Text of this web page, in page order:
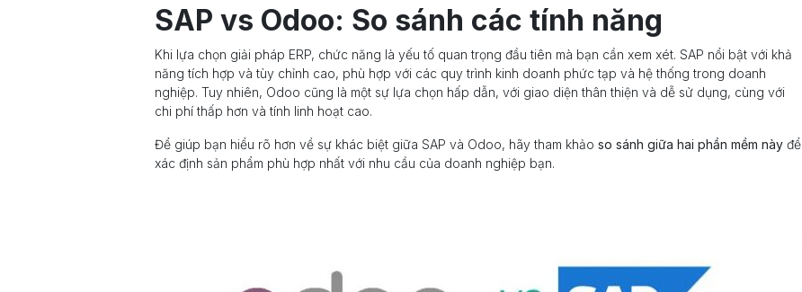
SAP vs Odoo: So sánh các tính năng
Khi lựa chọn giải pháp ERP, chức năng là yếu tố quan trọng đầu tiên mà bạn cần xem xét. SAP nổi bật với khả
năng tích hợp và tùy chỉnh cao, phù hợp với các quy trình kinh doanh phức tạp và hệ thống trong doanh
nghiệp. Tuy nhiên, Odoo cũng là một sự lựa chọn hấp dẫn, với giao diện thân thiện và dễ sử dụng, cùng với
chi phí thấp hơn và tính linh hoạt cao.
Để giúp bạn hiểu rõ hơn về sự khác biệt giữa SAP và Odoo, hãy tham khảo so sánh giữa hai phần mềm này để
xác định sản phẩm phù hợp nhất với nhu cầu của doanh nghiệp bạn.